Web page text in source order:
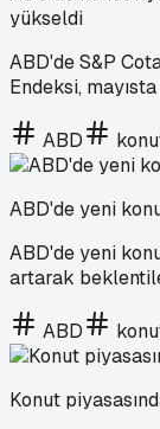
yükseldi
ABD'de S&P
Endeksi,
ABD
ABD'de yeni
ABD'de yeni
artarak
ABD
Konut